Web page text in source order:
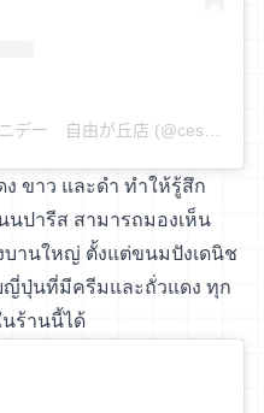
ขาว และดำ ทำให้รู้สึก
นปารีส สามารถมองเห็น
านใหญ่ ตั้งแต่ขนมปังเดนิช
ปุ่นที่มีครีมและถั่วแดง ทุก
ร้านนี้ได้